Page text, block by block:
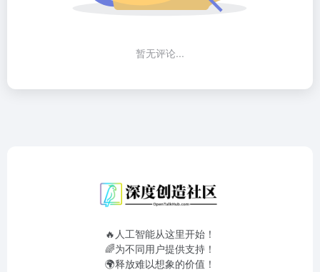
暂无评论...
🔥人工智能从这里开始！
🌈为不同用户提供支持！
🌍释放难以想象的价值！